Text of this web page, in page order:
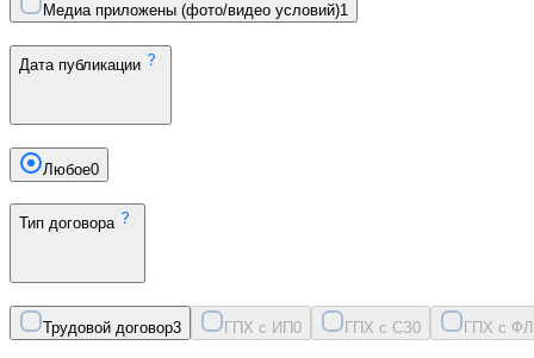
Медиа приложены (фото/видео условий)1
Дата публикации
Любое0
Тип договора
Трудовой договор3 ГПХ с ИП0 ГПХ с СЗ0 ГПХ с ФЛ